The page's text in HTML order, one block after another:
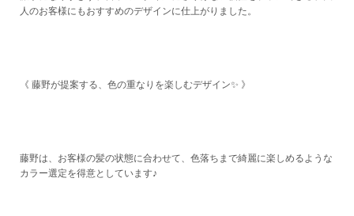
人のお客様にもおすすめのデザインに仕上がりました。
《 藤野が提案する、色の重なりを楽しむデザイン✨ 》
藤野は、お客様の髪の状態に合わせて、色落ちまで綺麗に楽しめるような
カラー選定を得意としています♪